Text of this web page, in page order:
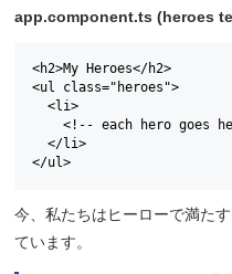
app.component.ts (heroes
<h2>My Heroes</h2>
<ul class="heroes">
  <li>
<!-- each hero goes
  </li>
</ul>
今、私たちはヒーローで満た
ています。